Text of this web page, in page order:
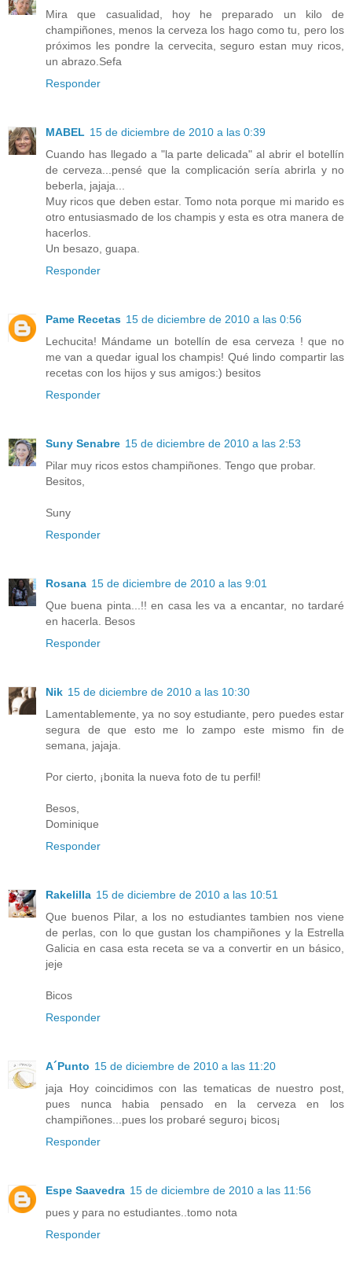
Mira que casualidad, hoy he preparado un kilo de
champiñones, menos la cerveza los hago como tu, pero los
próximos les pondre la cervecita, seguro estan muy ricos,
un abrazo.Sefa
Responder
MABEL 15 de diciembre de 2010 a las 0:39
Cuando has llegado a "la parte delicada" al abrir el botellín
de cerveza...pensé que la complicación sería abrirla y no
beberla, jajaja...
Muy ricos que deben estar. Tomo nota porque mi marido es
otro entusiasmado de los champis y esta es otra manera de
hacerlos.
Un besazo, guapa.
Responder
Pame Recetas 15 de diciembre de 2010 a las 0:56
Lechucita! Mándame un botellín de esa cerveza ! que no
me van a quedar igual los champis! Qué lindo compartir las
recetas con los hijos y sus amigos:) besitos
Responder
Suny Senabre 15 de diciembre de 2010 a las 2:53
Pilar muy ricos estos champiñones. Tengo que probar.
Besitos,
Suny
Responder
Rosana 15 de diciembre de 2010 a las 9:01
Que buena pinta...!! en casa les va a encantar, no tardaré
en hacerla. Besos
Responder
Nik 15 de diciembre de 2010 a las 10:30
Lamentablemente, ya no soy estudiante, pero puedes estar
segura de que esto me lo zampo este mismo fin de
semana, jajaja.
Por cierto, ¡bonita la nueva foto de tu perfil!
Besos,
Dominique
Responder
Rakelilla 15 de diciembre de 2010 a las 10:51
Que buenos Pilar, a los no estudiantes tambien nos viene
de perlas, con lo que gustan los champiñones y la Estrella
Galicia en casa esta receta se va a convertir en un básico,
jeje
Bicos
Responder
A´Punto 15 de diciembre de 2010 a las 11:20
jaja Hoy coincidimos con las tematicas de nuestro post,
pues nunca habia pensado en la cerveza en los
champiñones...pues los probaré seguro¡ bicos¡
Responder
Espe Saavedra 15 de diciembre de 2010 a las 11:56
pues y para no estudiantes..tomo nota
Responder